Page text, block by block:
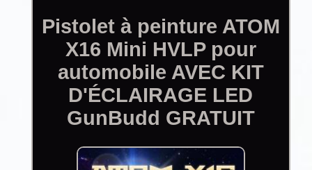
Pistolet à peinture ATOM
X16 Mini HVLP pour
automobile AVEC KIT
D'ÉCLAIRAGE LED
GunBudd GRATUIT